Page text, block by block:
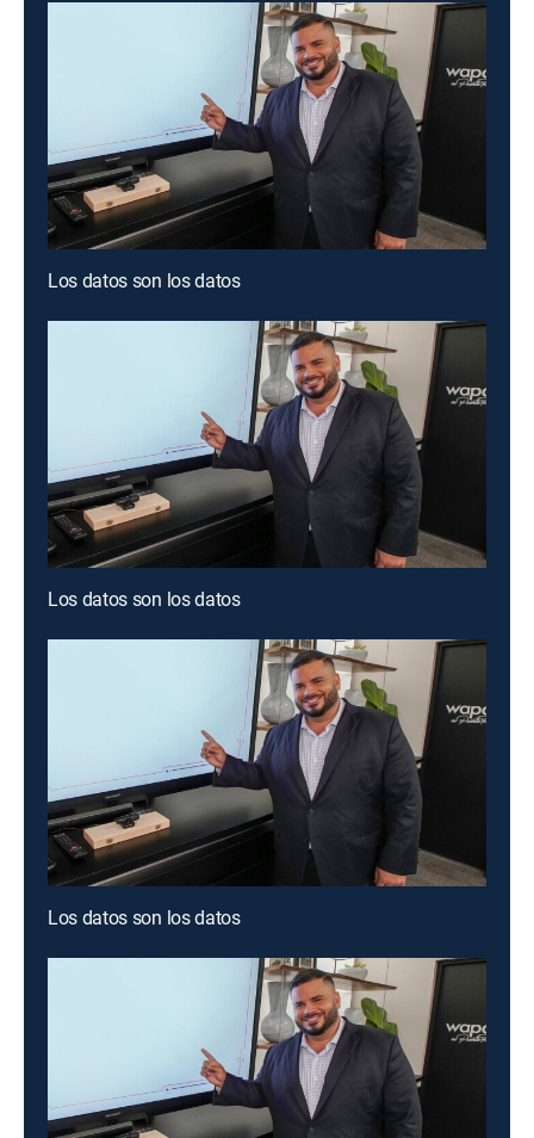
Los datos son los datos
Los datos son los datos
Los datos son los datos